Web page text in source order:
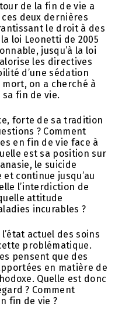
de la fin de vie a
deux dernières
le droit à des
loi Leonetti de 2005
jusqu’à la loi
les directives
d’une sédation
on a cherché à
fin de vie.
forte de sa tradition
? Comment
en fin de vie face à
est sa position sur
le suicide
continue jusqu’au
l’interdiction de
attitude
incurables ?
actuel des soins
problématique.
pensent que des
en matière de
Quelle est donc
? Comment
fin de vie ?